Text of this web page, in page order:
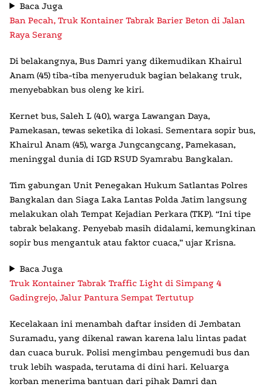
Baca Juga
Ban Pecah, Truk Kontainer Tabrak Barier Beton di Jalan
Raya Serang
Di belakangnya, Bus Damri yang dikemudikan Khairul
Anam (45) tiba-tiba menyeruduk bagian belakang truk,
menyebabkan bus oleng ke kiri.
Kernet bus, Saleh L (40), warga Lawangan Daya,
Pamekasan, tewas seketika di lokasi. Sementara sopir bus,
Khairul Anam (45), warga Jungcangcang, Pamekasan,
meninggal dunia di IGD RSUD Syamrabu Bangkalan.
Tim gabungan Unit Penegakan Hukum Satlantas Polres
Bangkalan dan Siaga Laka Lantas Polda Jatim langsung
melakukan olah Tempat Kejadian Perkara (TKP). “Ini tipe
tabrak belakang. Penyebab masih didalami, kemungkinan
sopir bus mengantuk atau faktor cuaca,” ujar Krisna.
Baca Juga
Truk Kontainer Tabrak Traffic Light di Simpang 4
Gadingrejo, Jalur Pantura Sempat Tertutup
Kecelakaan ini menambah daftar insiden di Jembatan
Suramadu, yang dikenal rawan karena lalu lintas padat
dan cuaca buruk. Polisi mengimbau pengemudi bus dan
truk lebih waspada, terutama di dini hari. Keluarga
korban menerima bantuan dari pihak Damri dan